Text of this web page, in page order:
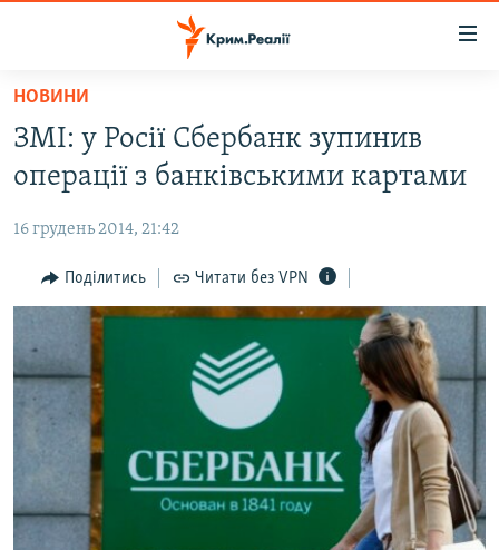
Перейти
основного
матеріалу
Перейти
до
навігації
Перейти
пошуку
ВОДА.КРИМ
ВІДЕО ТА ФОТО
ПОЛІТИКА
БЛОГИ
ПОГЛЯД
ІНТЕРВ'Ю
ВСЕ ЗА ДЕНЬ
СПЕЦПРОЕКТИ
ВІДЕОУРОКИ «ELIFBE»
ЯК ОБІЙТИ БЛОКУВАННЯ
Русский
НОВИНИ
ЗМІ: у Росії Сбербанк зупинив
операції з банківськими картами
16 грудень 2014, 21:42
Поділитись Читати без VPN